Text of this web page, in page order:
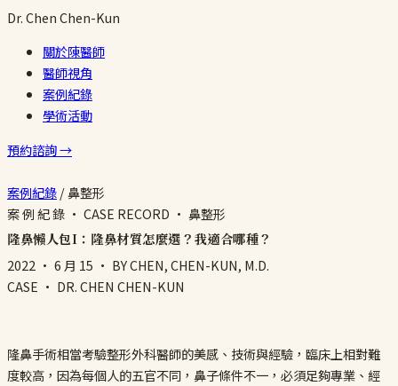
Dr.ChenChen-Kun
關於陳醫師
醫師視角
案例紀錄
學術活動
預約諮詢 →
案例紀錄/鼻整形
案 例 紀 錄 · CASE RECORD · 鼻整形
隆鼻懶人包I：隆鼻材質怎麼選？我適合哪種？
2022 · 6 月 15 · BY CHEN, CHEN-KUN, M.D.
CASE · DR. CHEN CHEN-KUN
隆鼻手術相當考驗整形外科醫師的美感、技術與經驗，臨床上相對難
度較高，因為每個人的五官不同，鼻子條件不一，必須足夠專業、經